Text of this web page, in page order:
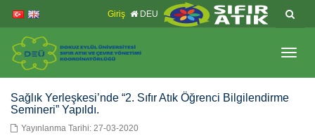
atla
atla
Giriş DEU
Sağlık Yerleşkesi’nde “2. Sıfır Atık Öğrenci Bilgilendirme
Semineri” Yapıldı.
Yayınlanma Tarihi: 27-03-2020